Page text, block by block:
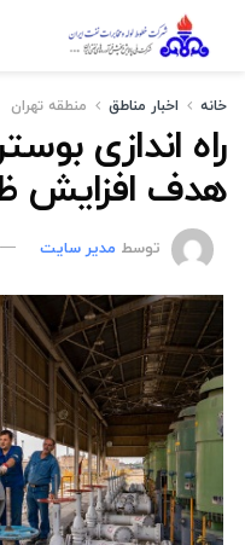
خانه اخبار مناطق منطقه تهران
راه اندازی
هدف افزایش
توسط مدیر سایت